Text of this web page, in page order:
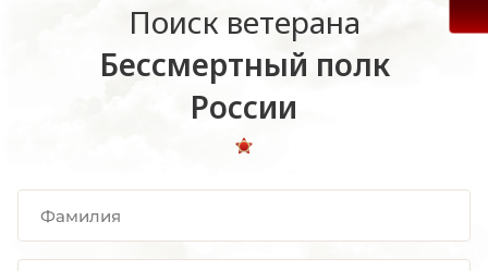
Поиск ветерана
Бессмертный полк
России